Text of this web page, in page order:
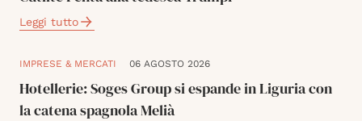
Leggi tutto
IMPRESE & MERCATI 06 AGOSTO 2026
Hotellerie: Soges Group si espande in Liguria con
la catena spagnola Melià